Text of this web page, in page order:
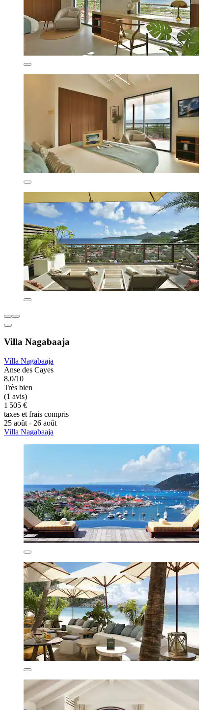
Villa Nagabaaja
Villa Nagabaaja
Anse des Cayes
8,0/10
Très bien
(1 avis)
1 505 €
taxes et frais compris
25 août - 26 août
Villa Nagabaaja